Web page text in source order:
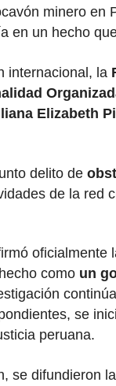
minero en
en un hecho
internacional, la
Elizabeth
delito de
de la red
oficialmente
como un
se
peruana.
se difundieron